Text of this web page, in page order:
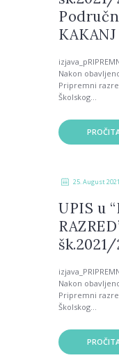
KAKANJ
Nakon
Pripremni
Školskog...
25. August
UPIS u
Nakon
Pripremni
Školskog...